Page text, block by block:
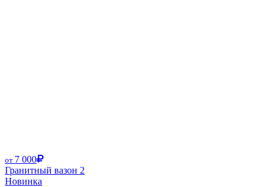
от 7 000
Гранитный вазон 2
Новинка